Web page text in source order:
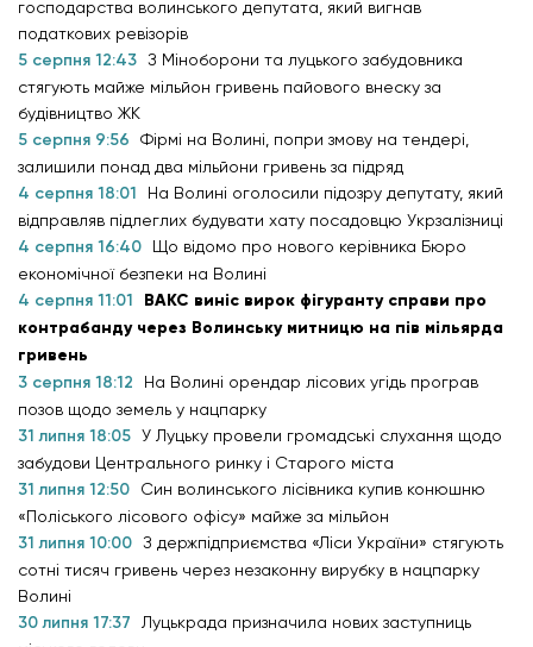
господарства волинського депутата, який вигнав
податкових ревізорів
5 серпня 12:43 З Міноборони та луцького забудовника
стягують майже мільйон гривень пайового внеску за
будівництво ЖК
5 серпня 9:56
Фірмі на Волині, попри змову на тендері,
залишили понад два мільйони гривень за підряд
4 серпня 18:01
На Волині оголосили підозру депутату, який
відправляв підлеглих будувати хату посадовцю Укрзалізниці
4 серпня 16:40
Що відомо про нового керівника Бюро
економічної безпеки на Волині
4 серпня 11:01
ВАКС виніс вирок фігуранту справи про
контрабанду через Волинську митницю на пів мільярда
гривень
3 серпня 18:12
На Волині орендар лісових угідь програв
позов щодо земель у нацпарку
31 липня 18:05 У Луцьку провели громадські слухання щодо
забудови Центрального ринку і Старого міста
31 липня 12:50
Син волинського лісівника купив конюшню
«Поліського лісового офісу» майже за мільйон
31 липня 10:00 З держпідприємства «Ліси України» стягують
сотні тисяч гривень через незаконну вирубку в нацпарку
Волині
30 липня 17:37
Луцькрада призначила нових заступниць